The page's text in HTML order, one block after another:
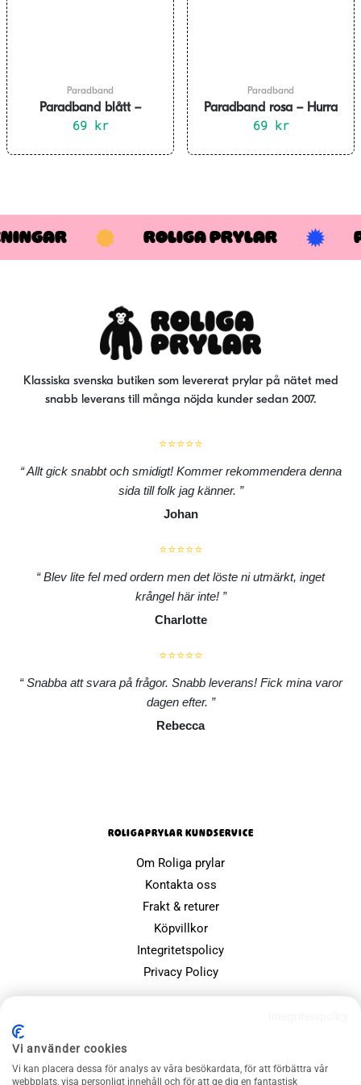
Paradband
Paradband blått –
STUDENT
69 kr
Paradband
Paradband rosa – Hurra
vad jag är bra!
69 kr
ROLIGA PRYLAR
Klassiska svenska butiken som levererat prylar på nätet med
snabb leverans till många nöjda kunder sedan 2007.
⭐⭐⭐⭐⭐
Allt gick snabbt och smidigt! Kommer rekommendera denna
sida till folk jag känner.
Johan
⭐⭐⭐⭐⭐
Blev lite fel med ordern men det löste ni utmärkt, inget
krångel här inte!
Charlotte
⭐⭐⭐⭐⭐
Snabba att svara på frågor. Snabb leverans! Fick mina varor
dagen efter.
Rebecca
ROLIGAPRYLAR KUNDSERVICE
Om Roliga prylar
Kontakta oss
Frakt & returer
Köpvillkor
Integritetspolicy
Privacy Policy
Julklappsspelet
Vi använder cookies
Vi kan placera dessa för analys av våra besökardata, för att förbättra vår
webbplats, visa personligt innehåll och för att ge dig en fantastisk